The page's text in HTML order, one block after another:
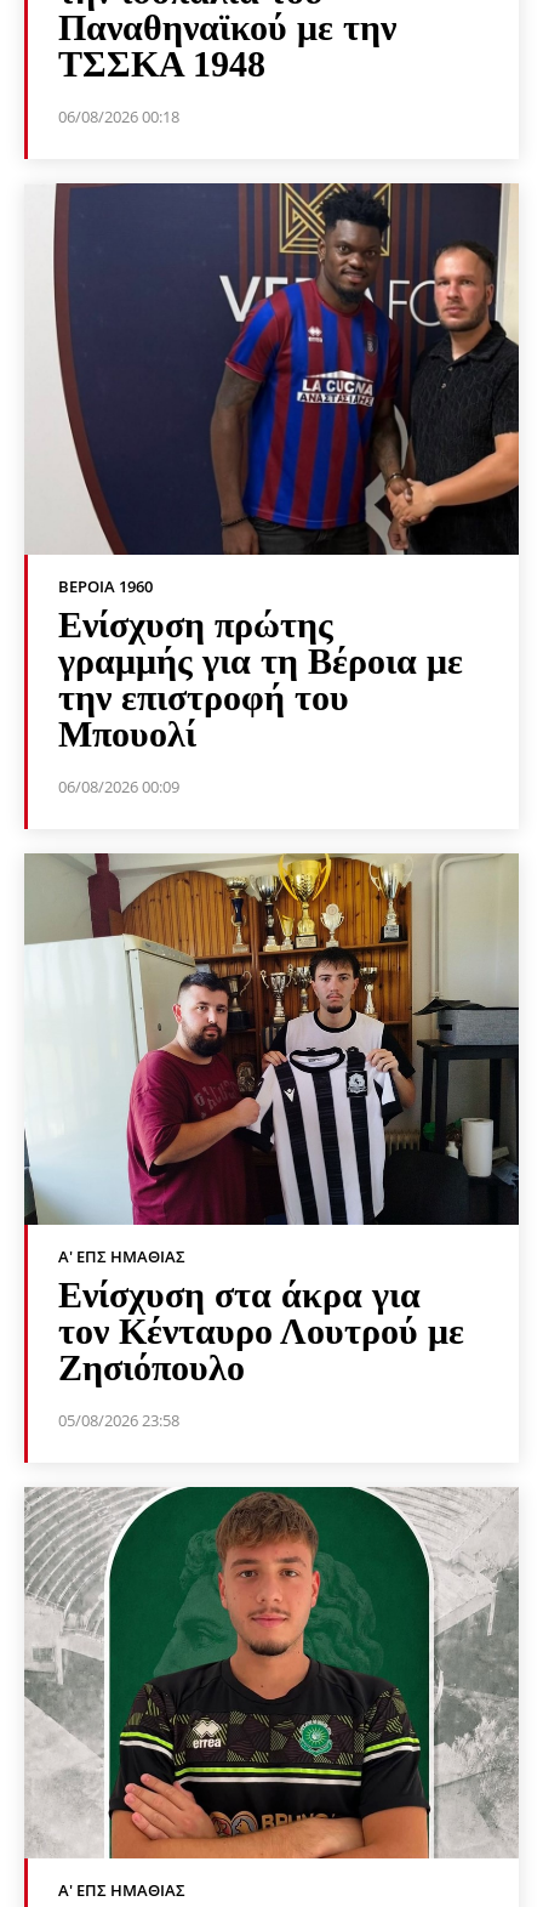
Παναθηναϊκού με την
ΤΣΣΚΑ 1948
06/08/2026 00:18
ΒΕΡΟΙΑ 1960
Ενίσχυση πρώτης
γραμμής για τη Βέροια με
την επιστροφή του
Μπουολί
06/08/2026 00:09
Α' ΕΠΣ ΗΜΑΘΊΑΣ
Ενίσχυση στα άκρα για
τον Κένταυρο Λουτρού με
Ζησιόπουλο
05/08/2026 23:58
Α' ΕΠΣ ΗΜΑΘΊΑΣ